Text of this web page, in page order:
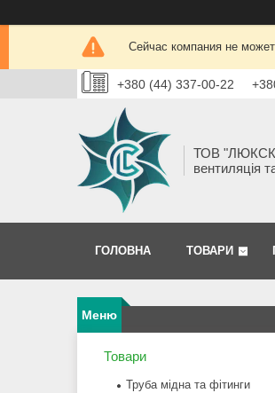
Сейчас компания не
+380 (44) 337-00-22
ТОВ
вентиляція
ГОЛОВНА ТОВАРИ
Товари
Труба мідна та фітинги